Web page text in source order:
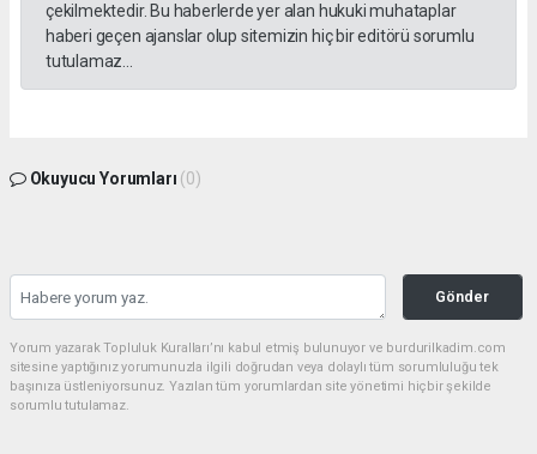
çekilmektedir. Bu haberlerde yer alan hukuki muhataplar
haberi geçen ajanslar olup sitemizin hiç bir editörü sorumlu
tutulamaz...
Okuyucu Yorumları (0)
Gönder
Yorum yazarak Topluluk Kuralları’nı kabul etmiş bulunuyor ve burdurilkadim.com
sitesine yaptığınız yorumunuzla ilgili doğrudan veya dolaylı tüm sorumluluğu tek
başınıza üstleniyorsunuz. Yazılan tüm yorumlardan site yönetimi hiçbir şekilde
sorumlu tutulamaz.